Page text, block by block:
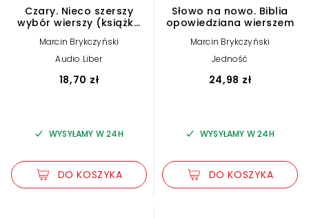
Czary. Nieco szerszy
wybór wierszy (książka
Marcin Brykczyński
Audio Liber
18,70 zł
WYSYŁAMY W 24H
DO KOSZYKA
Słowo na nowo. Biblia
opowiedziana wierszem
Marcin Brykczyński
Jedność
24,98 zł
WYSYŁAMY W 24H
DO KOSZYKA